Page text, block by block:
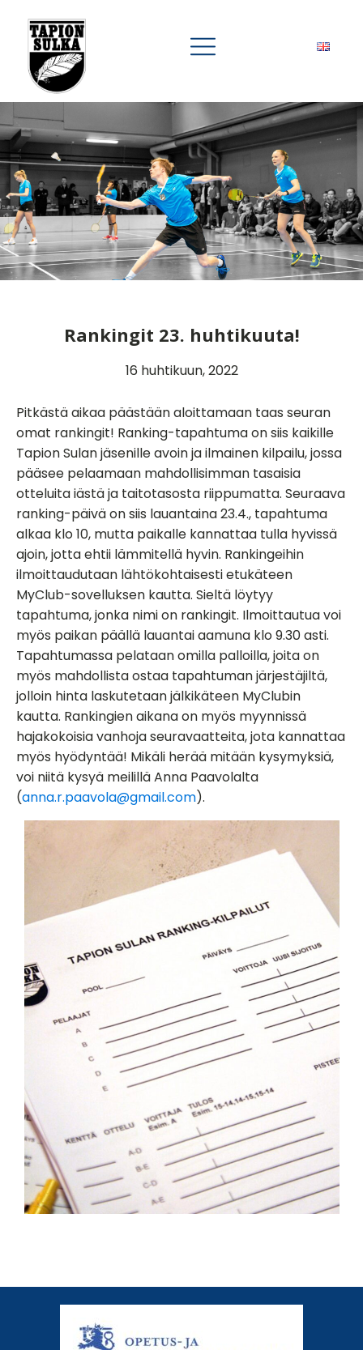
Rankingit 23. huhtikuuta!
16 huhtikuun, 2022
Pitkästä aikaa päästään aloittamaan taas seuran
omat rankingit! Ranking-tapahtuma on siis kaikille
Tapion Sulan jäsenille avoin ja ilmainen kilpailu, jossa
pääsee pelaamaan mahdollisimman tasaisia
otteluita iästä ja taitotasosta riippumatta. Seuraava
ranking-päivä on siis lauantaina 23.4., tapahtuma
alkaa klo 10, mutta paikalle kannattaa tulla hyvissä
ajoin, jotta ehtii lämmitellä hyvin. Rankingeihin
ilmoittaudutaan lähtökohtaisesti etukäteen
MyClub-sovelluksen kautta. Sieltä löytyy
tapahtuma, jonka nimi on rankingit. Ilmoittautua voi
myös paikan päällä lauantai aamuna klo 9.30 asti.
Tapahtumassa pelataan omilla palloilla, joita on
myös mahdollista ostaa tapahtuman järjestäjiltä,
jolloin hinta laskutetaan jälkikäteen MyClubin
kautta. Rankingien aikana on myös myynnissä
hajakokoisia vanhoja seuravaatteita, jota kannattaa
myös hyödyntää! Mikäli herää mitään kysymyksiä,
voi niitä kysyä meilillä Anna Paavolalta
(anna.r.paavola@gmail.com).